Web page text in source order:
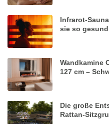
Infrarot-
sie so
Wandkamine
127 cm –
Die große
Rattan-